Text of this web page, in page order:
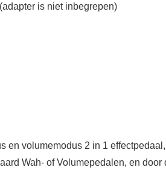
is niet inbegrepen)
en volumemodus 2 in 1
Wah- of Volumepedalen, en